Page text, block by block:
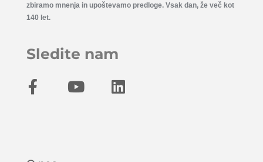
zbiramo mnenja in upoštevamo predloge. Vsak dan, že več kot
140 let.
Sledite nam